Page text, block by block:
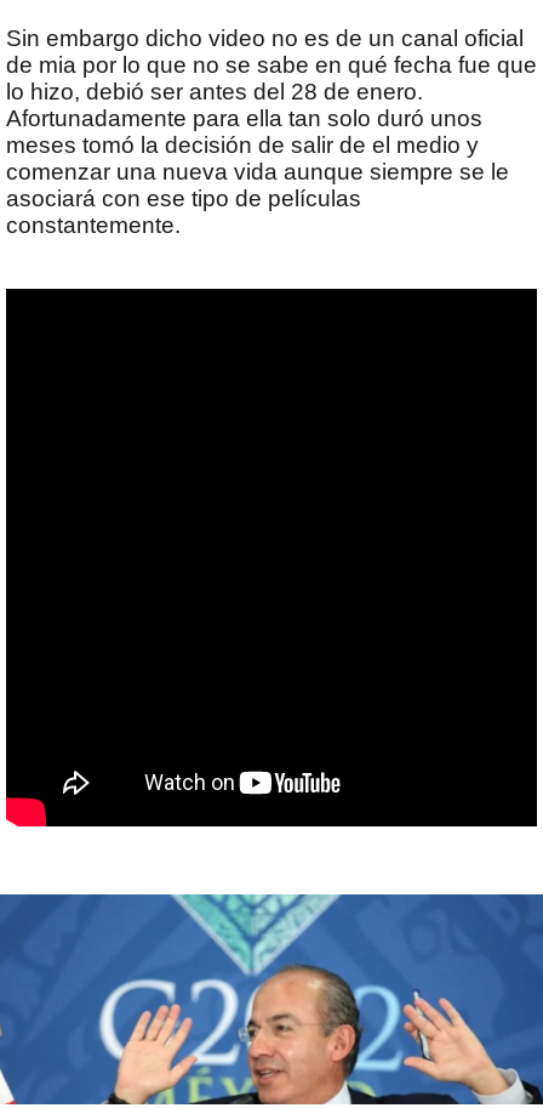
Sin embargo dicho video no es de un canal oficial
de mia por lo que no se sabe en qué fecha fue que
lo hizo, debió ser antes del 28 de enero.
Afortunadamente para ella tan solo duró unos
meses tomó la decisión de salir de el medio y
comenzar una nueva vida aunque siempre se le
asociará con ese tipo de películas
constantemente.